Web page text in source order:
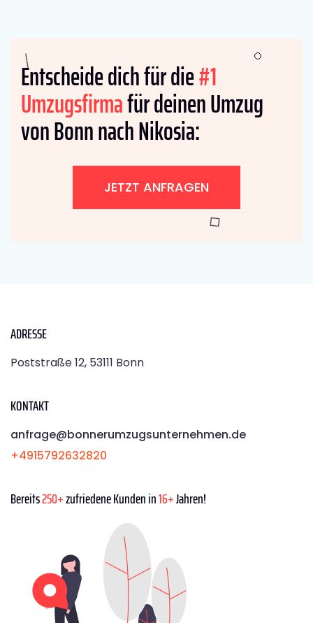
Entscheide dich für die#1
Umzugsfirmafür deinen Umzug
von Bonn nach Nikosia:
JETZT ANFRAGEN
ADRESSE
Poststraße 12, 53111 Bonn
KONTAKT
anfrage@bonnerumzugsunternehmen.de
+4915792632820
Bereits250+zufriedene Kunden in16+Jahren!